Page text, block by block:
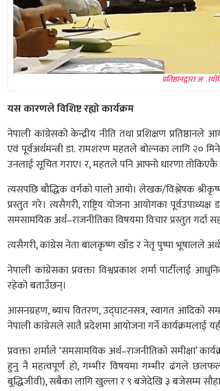
प्रतिष्ठानद्वारा
यस कारणले विशिष्ट रह्यो कार्यक्रम
नेपाली कांग्रेसको केन्द्रीय नीति तथा प्रशिक्षण प्रतिष्ठानले
एवं पूर्वअर्थमन्त्री डा. रामशरण महतले बोल्नका लागि २०
उनलाई सूचित गराए। र, महतले पनि आफ्नो धारणा
त्यसपछि बौद्धिक वर्गको पालो आयो। लेखक/विश्लेषक
प्रस्तुत गरे। त्यसैगरी, राष्ट्रिय योजना आयोगका
समसामयिक अर्थ–राजनीतिका विषयमा विचार प्रस्तुत
त्यसैगरी, कांग्रेस नेता बालकृष्ण खाँड र नेतृ पुष्पा भूषालले
नेपाली कांग्रेसका प्रवक्ता विश्वप्रकाश शर्मा
रहेको बताउँछन्।
आसनग्रहण, ब्याच वितरण, उद्घाटनसत्र, स्वागत आदिको
नेपाली कांग्रेसले सातै प्रदेशमा आयोजना गर्ने कार्यक्रमलाई
प्रवक्ता शर्माले ‘समसामयिक अर्थ–राजनीतिको समीक्षा’
हुनु नै महत्वपूर्ण हो, गम्भीर विषयमा गम्भीर ढंगले
बुद्धिजीवी), सबैका लागि खुल्ला र ९ बजेदेखि ३ बजेसम्म